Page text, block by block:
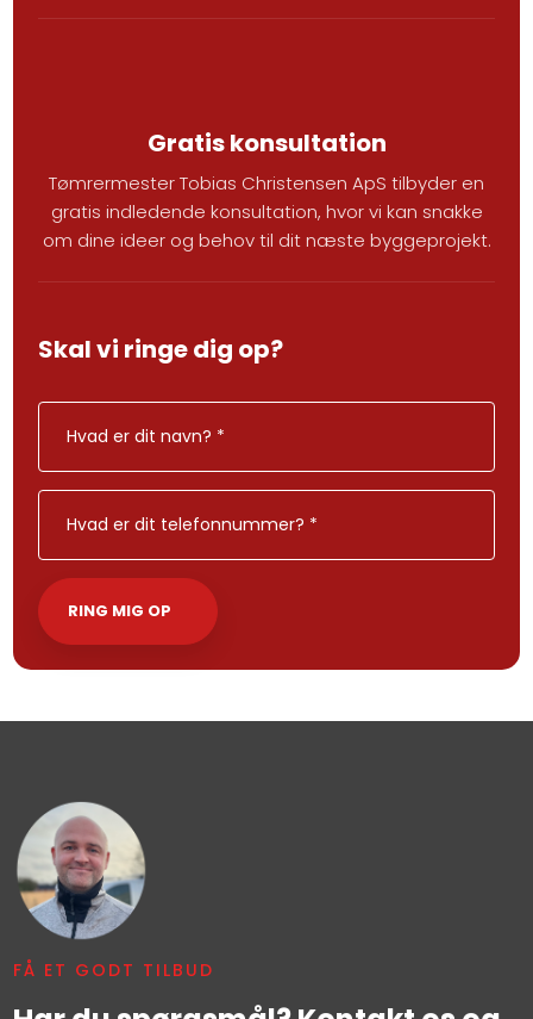
Gratis konsultation
​Tømrermester Tobias Christensen ApS tilbyder en
gratis indledende konsultation, hvor vi kan snakke
om dine ideer og behov til dit næste byggeprojekt.
Skal vi ringe dig op?
FÅ ET GODT TILBUD